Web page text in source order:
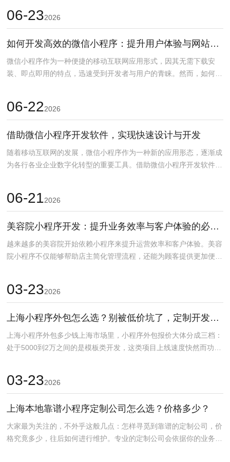
06-232026
如何开发高效的微信小程序：提升用户体验与网站优化技巧
微信小程序作为一种便捷的移动互联网应用形式，因其无需下载安
装、即点即用的特点，迅速受到开发者与用户的青睐。然而，如何开
06-222026
借助微信小程序开发软件，实现快速设计与开发
随着移动互联网的发展，微信小程序作为一种新的应用形态，逐渐成
为各行各业企业数字化转型的重要工具。借助微信小程序开发软件，
06-212026
美容院小程序开发：提升业务效率与客户体验的必备利器
越来越多的美容院开始依赖小程序来提升运营效率和客户体验。美容
院小程序不仅能够帮助店主简化管理流程，还能为顾客提供更加便捷
03-232026
上海小程序外包怎么选？别被低价坑了，定制开发3万起
上海小程序外包多少钱上海市场里，小程序外包报价大体分成三档：
处于5000到2万之间的是模板类开发，这类项目上线速度快然而功能
03-232026
上海本地靠谱小程序定制公司怎么选？价格多少？
大家最为关注的，不外乎这般几点：怎样寻觅到靠谱的定制公司，价
格究竟多少，往后如何进行维护。专业的定制公司会依据你的业务场